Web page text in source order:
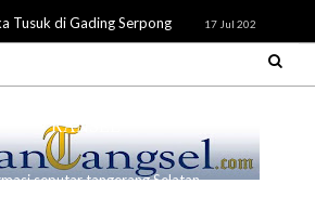
di Gading Serpong 17 Jul 2026
RANSEL
seputar tangerang Selatan